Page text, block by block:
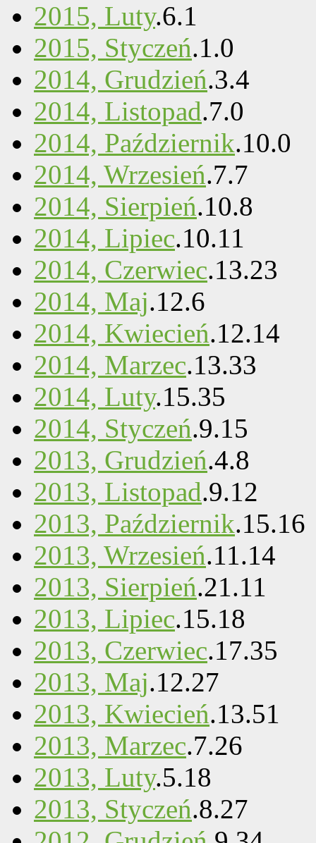
2015, Luty.6.1
2015, Styczeń.1.0
2014, Grudzień.3.4
2014, Listopad.7.0
2014, Październik.10.0
2014, Wrzesień.7.7
2014, Sierpień.10.8
2014, Lipiec.10.11
2014, Czerwiec.13.23
2014, Maj.12.6
2014, Kwiecień.12.14
2014, Marzec.13.33
2014, Luty.15.35
2014, Styczeń.9.15
2013, Grudzień.4.8
2013, Listopad.9.12
2013, Październik.15.16
2013, Wrzesień.11.14
2013, Sierpień.21.11
2013, Lipiec.15.18
2013, Czerwiec.17.35
2013, Maj.12.27
2013, Kwiecień.13.51
2013, Marzec.7.26
2013, Luty.5.18
2013, Styczeń.8.27